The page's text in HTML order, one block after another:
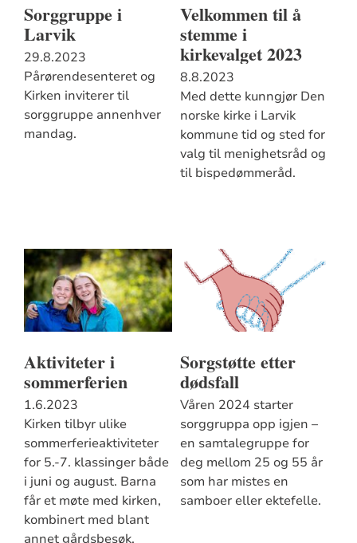
Sorggruppe i
Larvik
29.8.2023
Pårørendesenteret og
Kirken inviterer til
sorggruppe annenhver
mandag.
Velkommen til å
stemme i
kirkevalget 2023
8.8.2023
Med dette kunngjør Den
norske kirke i Larvik
kommune tid og sted for
valg til menighetsråd og
til bispedømmeråd.
Aktiviteter i
sommerferien
1.6.2023
Kirken tilbyr ulike
sommerferieaktiviteter
for 5.-7. klassinger både
i juni og august. Barna
får et møte med kirken,
kombinert med blant
annet gårdsbesøk,
Sorgstøtte etter
dødsfall
Våren 2024 starter
sorggruppa opp igjen –
en samtalegruppe for
deg mellom 25 og 55 år
som har mistes en
samboer eller ektefelle.